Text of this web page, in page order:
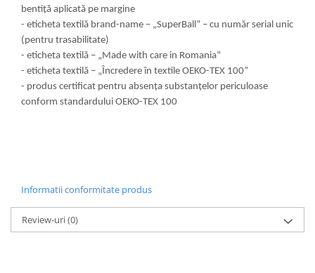
bentiţă aplicată pe margine
- eticheta textilă brand-name – „SuperBall” – cu număr serial unic
(pentru trasabilitate)
- eticheta textilă – „Made with care in Romania”
- eticheta textilă – „Încredere în textile OEKO-TEX 100”
- produs certificat pentru absenţa substanţelor periculoase
conform standardului OEKO-TEX 100
Informatii conformitate produs
Review-uri(0)